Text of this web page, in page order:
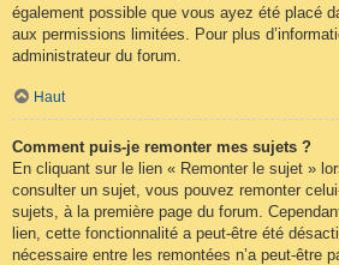
également possible que vous ayez été placé
aux permissions limitées. Pour plus
administrateur du forum.
Haut
Comment puis-je remonter mes sujets ?
En cliquant sur le lien « Remonter le sujet »
consulter un sujet, vous pouvez remonter
sujets, à la première page du forum.
lien, cette fonctionnalité a peut-être été
nécessaire entre les remontées n’a peut-être